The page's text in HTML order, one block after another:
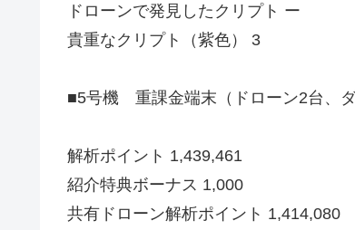
ドローンで発見したクリプト ー
貴重なクリプト（紫色） 3
■5号機 重課金端末（ドローン2台、
解析ポイント 1,439,461
紹介特典ボーナス 1,000
共有ドローン解析ポイント 1,414,080